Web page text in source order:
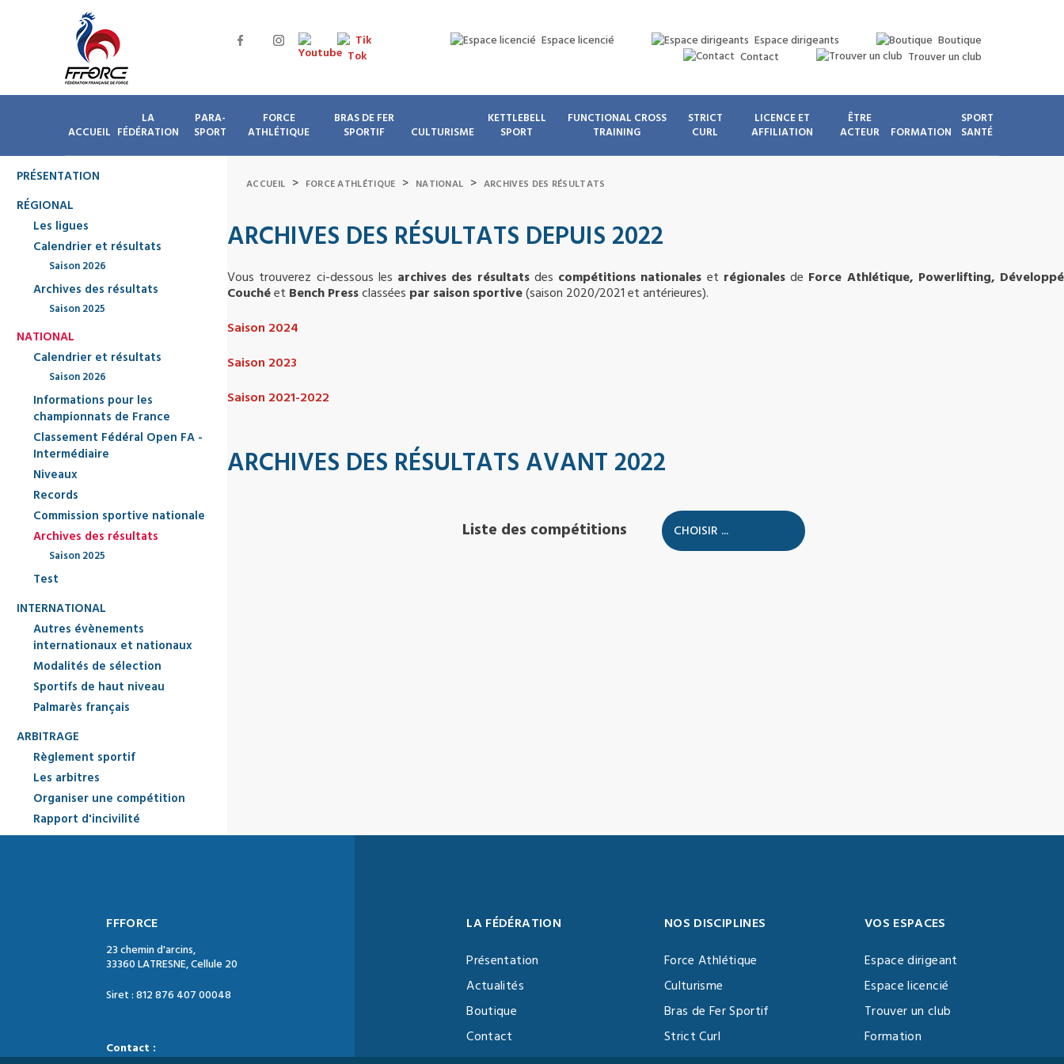
Espace licencié Espace dirigeants
Boutique
Contact
Trouver un club
ACCUEIL
LA
FÉDÉRATION
PARA-
SPORT
FORCE
ATHLÉTIQUE
BRAS DE FER
SPORTIF
CULTURISME
KETTLEBELL
SPORT
FUNCTIONAL CROSS
TRAINING
STRICT
CURL
LICENCE ET
AFFILIATION
ÊTRE
ACTEUR
FORMATION
SPORT
SANTÉ
PRÉSENTATION
RÉGIONAL
Les ligues
Calendrier et résultats
Saison 2026
Archives des résultats
Saison 2025
NATIONAL
Calendrier et résultats
Saison 2026
Informations pour les
championnats de France
Classement Fédéral Open FA -
Intermédiaire
Niveaux
Records
Commission sportive nationale
Archives des résultats
Saison 2025
Test
INTERNATIONAL
Autres évènements
internationaux et nationaux
Modalités de sélection
Sportifs de haut niveau
Palmarès français
ARBITRAGE
Règlement sportif
Les arbitres
Organiser une compétition
Rapport d'incivilité
ACCUEIL > FORCE ATHLÉTIQUE > NATIONAL > ARCHIVES DES RÉSULTATS
ARCHIVES DES RÉSULTATS DEPUIS 2022
Vous trouverez ci-dessous les archives des résultatsdes compétitions nationales et régionalesde Force Athlétique, Powerlifting, Développé
Couchéet Bench Pressclassées par saison sportive(saison 2020/2021 et antérieures).
Saison 2024
Saison 2023
Saison 2021-2022
ARCHIVES DES RÉSULTATS AVANT 2022
Liste des compétitions
FFFORCE
23 chemin d'arcins,
33360 LATRESNE, Cellule 20
Siret : 812 876 407 00048
Contact :
LA FÉDÉRATION
Présentation
Actualités
Boutique
Contact
NOS DISCIPLINES
Force Athlétique
Culturisme
Bras de Fer Sportif
Strict Curl
VOS ESPACES
Espace dirigeant
Espace licencié
Trouver un club
Formation